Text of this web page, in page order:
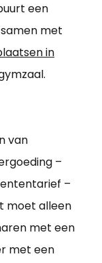
een
met
in
van
–
–
moet alleen
met een
met een